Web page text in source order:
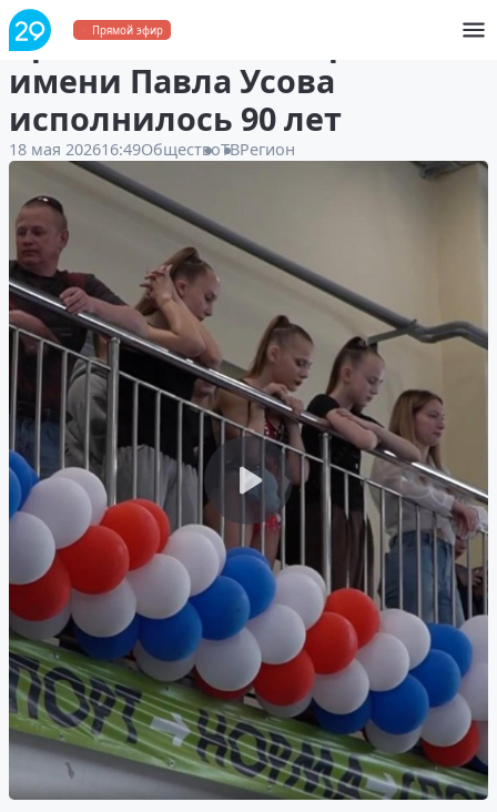
Прямой эфир
Архангельской спортшколе
имени Павла Усова
исполнилось 90 лет
18 мая 202616:49ОбществоТВРегион